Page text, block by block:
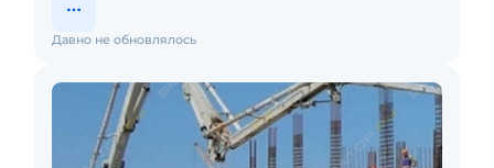
Давно не обновлялось